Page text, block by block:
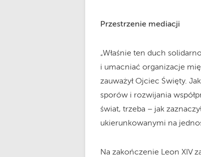
Przestrzenie mediacji
„Właśnie ten duch
i umacniać organizacje
zauważył Ojciec Święty.
sporów i rozwijania
świat, trzeba – jak
ukierunkowanymi na
Na zakończenie Leon XIV